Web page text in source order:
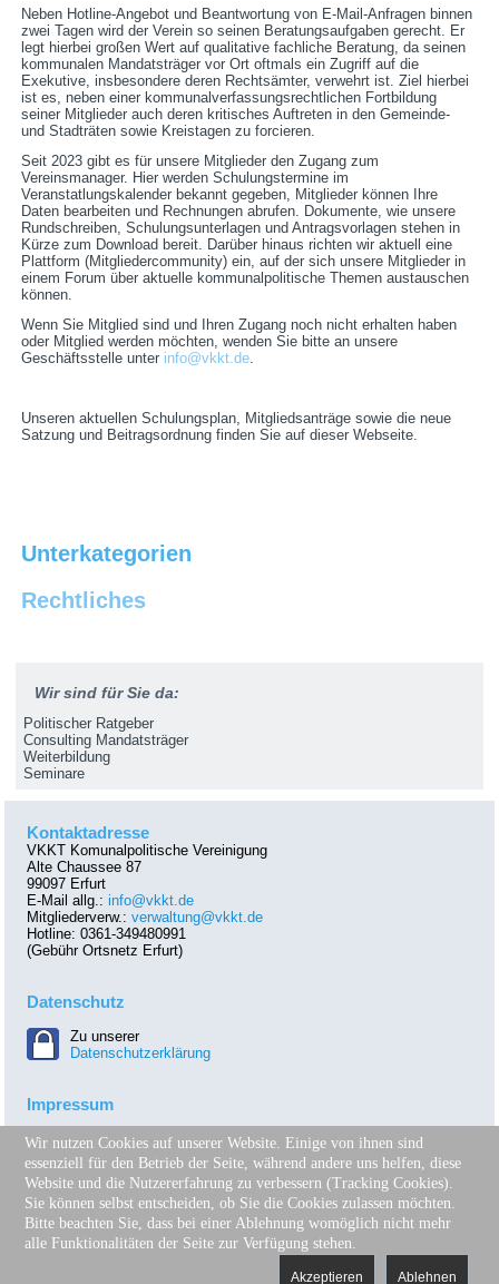
Neben Hotline-Angebot und Beantwortung von E-Mail-Anfragen binnen
zwei Tagen wird der Verein so seinen Beratungsaufgaben gerecht. Er
legt hierbei großen Wert auf qualitative fachliche Beratung, da seinen
kommunalen Mandatsträger vor Ort oftmals ein Zugriff auf die
Exekutive, insbesondere deren Rechtsämter, verwehrt ist. Ziel hierbei
ist es, neben einer kommunalverfassungsrechtlichen Fortbildung
seiner Mitglieder auch deren kritisches Auftreten in den Gemeinde-
und Stadträten sowie Kreistagen zu forcieren.
Seit 2023 gibt es für unsere Mitglieder den Zugang zum
Vereinsmanager. Hier werden Schulungstermine im
Veranstatlungskalender bekannt gegeben, Mitglieder können Ihre
Daten bearbeiten und Rechnungen abrufen. Dokumente, wie unsere
Rundschreiben, Schulungsunterlagen und Antragsvorlagen stehen in
Kürze zum Download bereit. Darüber hinaus richten wir aktuell eine
Plattform (Mitgliedercommunity) ein, auf der sich unsere Mitglieder in
einem Forum über aktuelle kommunalpolitische Themen austauschen
können.
Wenn Sie Mitglied sind und Ihren Zugang noch nicht erhalten haben
oder Mitglied werden möchten, wenden Sie bitte an unsere
Geschäftsstelle unter info@vkkt.de.
Unseren aktuellen Schulungsplan, Mitgliedsanträge sowie die neue
Satzung und Beitragsordnung finden Sie auf dieser Webseite.
Unterkategorien
Rechtliches
Wir sind für Sie da:
Politischer Ratgeber
Consulting Mandatsträger
Weiterbildung
Seminare
Kontaktadresse
VKKT Komunalpolitische Vereinigung
Alte Chaussee 87
99097 Erfurt
E-Mail allg.:info@vkkt.de
Mitgliederverw.:verwaltung@vkkt.de
Hotline: 0361-349480991
(Gebühr Ortsnetz Erfurt)
Datenschutz
Zu unserer
Datenschutzerklärung
Impressum
Zu unserer
Impressumseite
Facebook
Besuchen Sie uns auch
Wir nutzen Cookies auf unserer Website. Einige von ihnen sind
essenziell für den Betrieb der Seite, während andere uns helfen, diese
Website und die Nutzererfahrung zu verbessern (Tracking Cookies).
Sie können selbst entscheiden, ob Sie die Cookies zulassen möchten.
Bitte beachten Sie, dass bei einer Ablehnung womöglich nicht mehr
alle Funktionalitäten der Seite zur Verfügung stehen.
Akzeptieren Ablehnen